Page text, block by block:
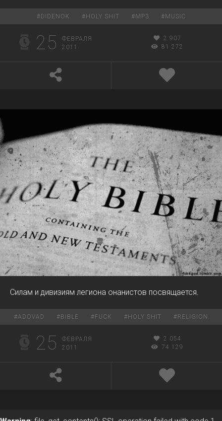
#DIDENOK #HOLY SHIT #MP3 #MUSIC
25
ФЕВРАЛЯ
2011
2 907
81 272
Силам и дивизиям легиона онанистов посвящается.
#ADOVAD #BIBLE #FUCK #HOLY SHIT #RELIGION
25
ФЕВРАЛЯ
2011
2 054
74 129